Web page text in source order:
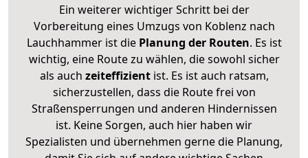
Ein weiterer wichtiger Schritt bei der
Vorbereitung eines Umzugs von Koblenz nach
Lauchhammer ist diePlanung der Routen. Es ist
wichtig, eine Route zu wählen, die sowohl sicher
als auch zeiteffizientist. Es ist auch ratsam,
sicherzustellen, dass die Route frei von
Straßensperrungen und anderen Hindernissen
ist. Keine Sorgen, auch hier haben wir
Spezialisten und übernehmen gerne die Planung,